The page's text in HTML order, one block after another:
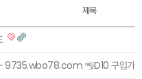
제목
9735.wbo78.com ㎯D10 구입가